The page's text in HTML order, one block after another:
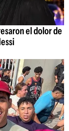
el dolor de